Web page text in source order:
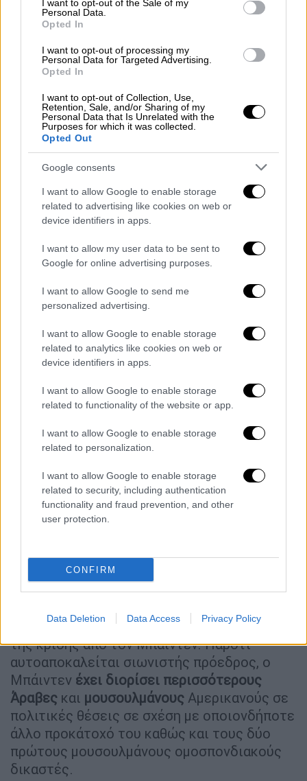
I want to opt-out of the Sale of my
Personal Data.
Opted In
I want to opt-out of processing my
Personal Data for Targeted Advertising.
Opted In
I want to opt-out of Collection, Use,
Retention, Sale, and/or Sharing of my
Personal Data that Is Unrelated with the
Purposes for which it was collected.
Opted Out
Google consents
I want to allow Google to enable storage
related to advertising like cookies on web or
device identifiers in apps.
I want to allow my user data to be sent to
Google for online advertising purposes.
I want to allow Google to send me
personalized advertising.
I want to allow Google to enable storage
related to analytics like cookies on web or
device identifiers in apps.
I want to allow Google to enable storage
related to functionality of the website or app.
I want to allow Google to enable storage
related to personalization.
I want to allow Google to enable storage
related to security, including authentication
functionality and fraud prevention, and other
user protection.
CONFIRM
Data Deletion Data Access Privacy Policy
οποίο καταγγέλλει την στήριξη που παρέχει
ο Μπάιντεν στην -όπως την αποκάλεσε-
«ισραηλινή εκστρατεία γενοκτονίας στην
Παλαιστίνη» προσθέτοντας: «Μην βασίζεστε
στην ψήφο μας
Σύμφωνα με τον Μπασίμ Ελκάρα,
εκτελεστικό διευθυντή του Συμβουλίου
Αμερικανοϊσλαμικών Σχέσεων του
Σακραμέντο Βάλεϊ (CAIR), οι μουσουλμανικές
ψήφοι μπορεί να είναι κρίσιμες για την
διεκδίκηση από τον Μπάιντεν δεύτερης
θητείας και, όπως επισημαίνει, οι 16
κερδήθηκαν με μικρή διαφορά 2,6% το 2020.
Οι μουσουλμάνοι Αμερικανοί στη Μινεσότα,
την οποία ο Μπάιντεν σχεδιάζει να
περασμένη εβδομάδα τελεσίγραφο για
εκεχειρία με καταληκτική ημερομηνία
σήμερα το μεσημέρι. Έχουν πει ότι
προγραμματίζουν διαδήλωση διαμαρτυρίας
για αύριο, Τετάρτη, όταν ο πρόεδρος θα
επισκεφθεί την πολιτεία τους.
Το επιτελείο επανεκλογής του Μπάιντεν
δεν έκανεκάποιοσχόλιο.
Ο Μπάιντεν πραγματοποίησε την περασμένη
Πέμπτη συνάντηση με μουσουλμάνους
Λευκού Οίκου, προσθέτοντας ότι
αξιωματούχοι της κυβέρνησής του
συνεχίζουν να έχουν επαφές με μέλη της
που ανησυχούν για τον τρόπο διαχείρισης
της κρίσης από τον Μπάιντεν. Παρότι
αυτοαποκαλείται σιωνιστής πρόεδρος, ο
Μπάιντεν έχει διορίσει περισσότερους
Άραβες και μουσουλμάνους Αμερικανούς σε
πολιτικές θέσεις σε σχέση με οποιονδήποτε
άλλο προκάτοχό του καθώς και τους δύο
πρώτους μουσουλμάνους ομοσπονδιακούς
δικαστές.